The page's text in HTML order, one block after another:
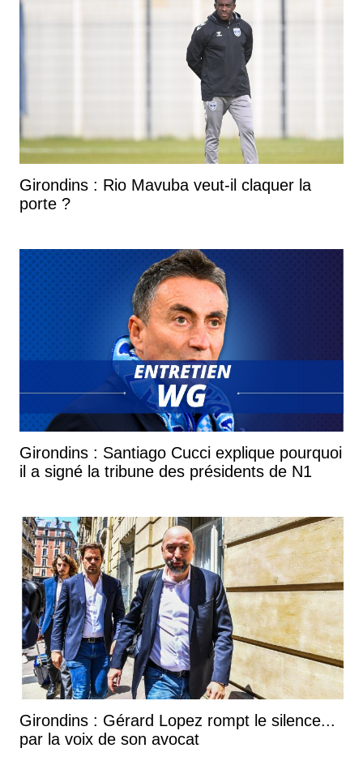
Girondins : Rio Mavuba veut-il claquer la
porte ?
Girondins : Santiago Cucci explique pourquoi
il a signé la tribune des présidents de N1
Girondins : Gérard Lopez rompt le silence...
par la voix de son avocat